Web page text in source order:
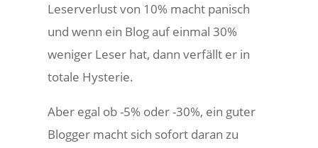
Leserverlust von 10% macht panisch
und wenn ein Blog auf einmal 30%
weniger Leser hat, dann verfällt er in
totale Hysterie.
Aber egal ob -5% oder -30%, ein guter
Blogger macht sich sofort daran zu